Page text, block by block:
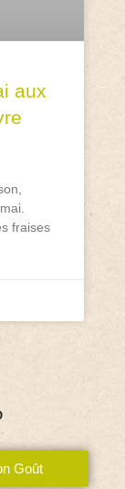
aux
fraises
Goût